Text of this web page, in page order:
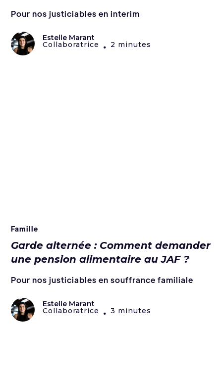
Pour nos justiciables en interim
Estelle Marant
Collaboratrice • 2 minutes
Famille
Garde alternée : Comment demander
une pension alimentaire au JAF ?
Pour nos justiciables en souffrance familiale
Estelle Marant
Collaboratrice • 3 minutes